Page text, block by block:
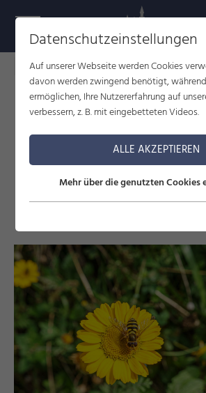
Füssen im Allgäu Blog Biohotel
BIOHOTEL
Echt
30. September
Datenschutzeinstellungen
Auf unserer Webseite werden Cookies
davon werden zwingend benötigt,
ermöglichen, Ihre Nutzererfahrung auf
verbessern, z. B. mit eingebetteten Videos.
ALLE AKZEPTIEREN
Mehr über die genutzten Cookies